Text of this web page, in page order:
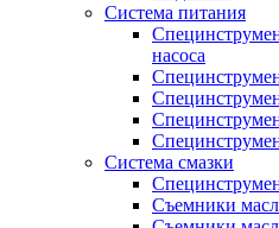
Система питания
насоса
Система смазки
Съемники